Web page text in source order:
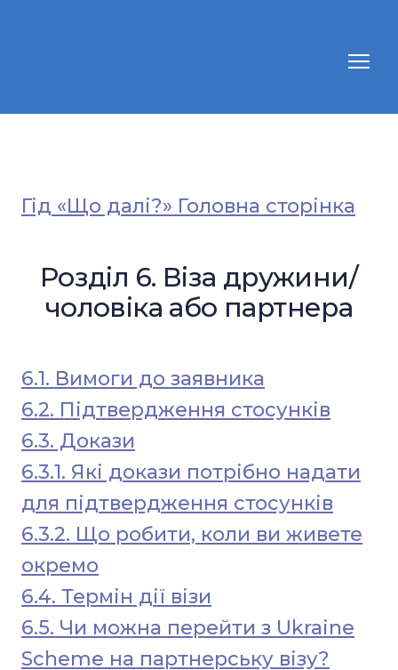
Гід «Що далі?» Головна сторінка
Розділ 6. Віза дружини/
чоловіка або партнера
6.1. Вимоги до заявника
6.2. Підтвердження стосунків
6.3. Докази
6.3.1. Які докази потрібно надати
для підтвердження стосунків
6.3.2. Що робити, коли ви живете
окремо
6.4. Термін дії візи
6.5. Чи можна перейти з Ukraine
Scheme на партнерську візу?